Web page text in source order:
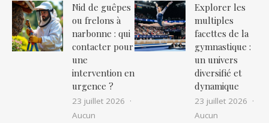
Nid de guêpes
ou frelons à
narbonne : qui
contacter pour
une
intervention en
urgence ?
23 juillet 2026
Aucun
Explorer les
multiples
facettes de la
gymnastique :
un univers
diversifié et
dynamique
23 juillet 2026
Aucun